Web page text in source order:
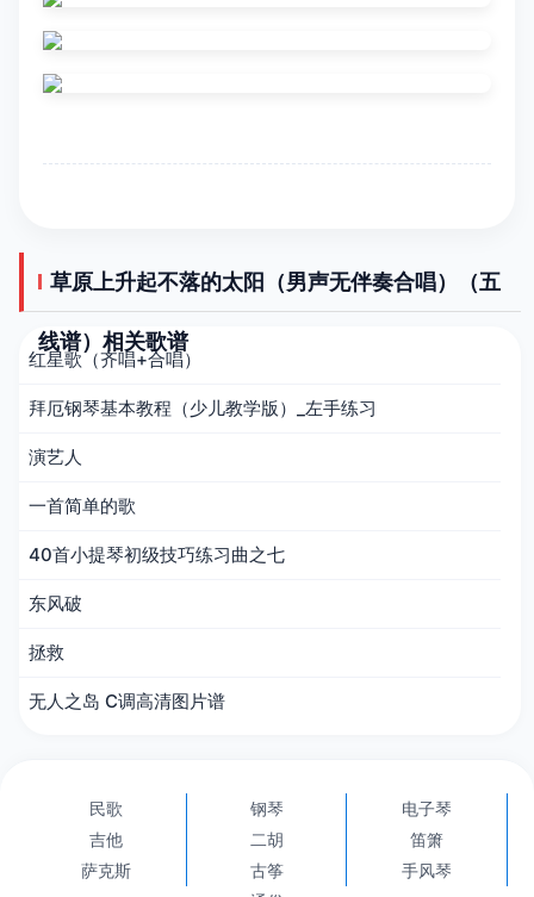
草原上升起不落的太阳（男声无伴奏合唱）（五
线谱）相关歌谱
红星歌（齐唱+合唱）
拜厄钢琴基本教程（少儿教学版）_左手练习
演艺人
一首简单的歌
40首小提琴初级技巧练习曲之七
东风破
拯救
无人之岛 C调高清图片谱
民歌 钢琴
电子琴
吉他
二胡
笛箫
萨克斯
古筝
手风琴